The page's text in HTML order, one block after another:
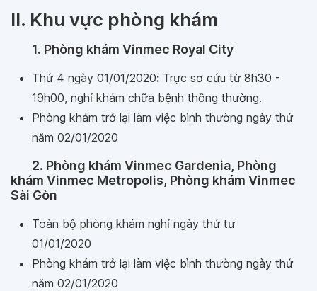
II. Khu vực phòng khám
1. Phòng khám Vinmec Royal City
Thứ 4 ngày 01/01/2020: Trực sơ cứu từ 8h30 -
19h00, nghỉ khám chữa bệnh thông thường.
Phòng khám trở lại làm việc bình thường ngày thứ
năm 02/01/2020
2. Phòng khám Vinmec Gardenia, Phòng
khám Vinmec Metropolis, Phòng khám Vinmec
Sài Gòn
Toàn bộ phòng khám nghỉ ngày thứ tư
01/01/2020
Phòng khám trở lại làm việc bình thường ngày thứ
năm 02/01/2020